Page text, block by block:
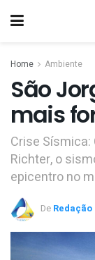
Home Ambiente
São
mais
Crise
Richter, o
epicentro no
De Redação